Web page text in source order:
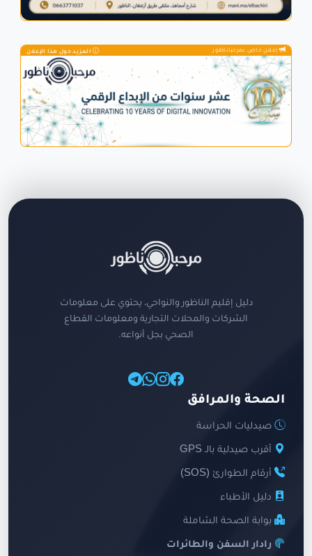
إعلان خاص بمرحباناظور المزيد حول هذا الإعلان
دليل إقليم الناظور والنواحي، يحتوي على معلومات
الشركات والمحلات التجارية ومعلومات القطاع
الصحي بجل أنواعه.
الصحة والمرافق
صيدليات الحراسة
أقرب صيدلية بالـ GPS
أرقام الطوارئ (SOS)
دليل الأطباء
بوابة الصحة الشاملة
رادار السفن والطائرات